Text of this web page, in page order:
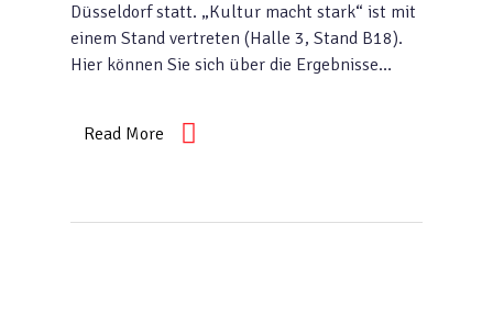
Düsseldorf statt. „Kultur macht stark“ ist mit
einem Stand vertreten (Halle 3, Stand B18).
Hier können Sie sich über die Ergebnisse…
Read More